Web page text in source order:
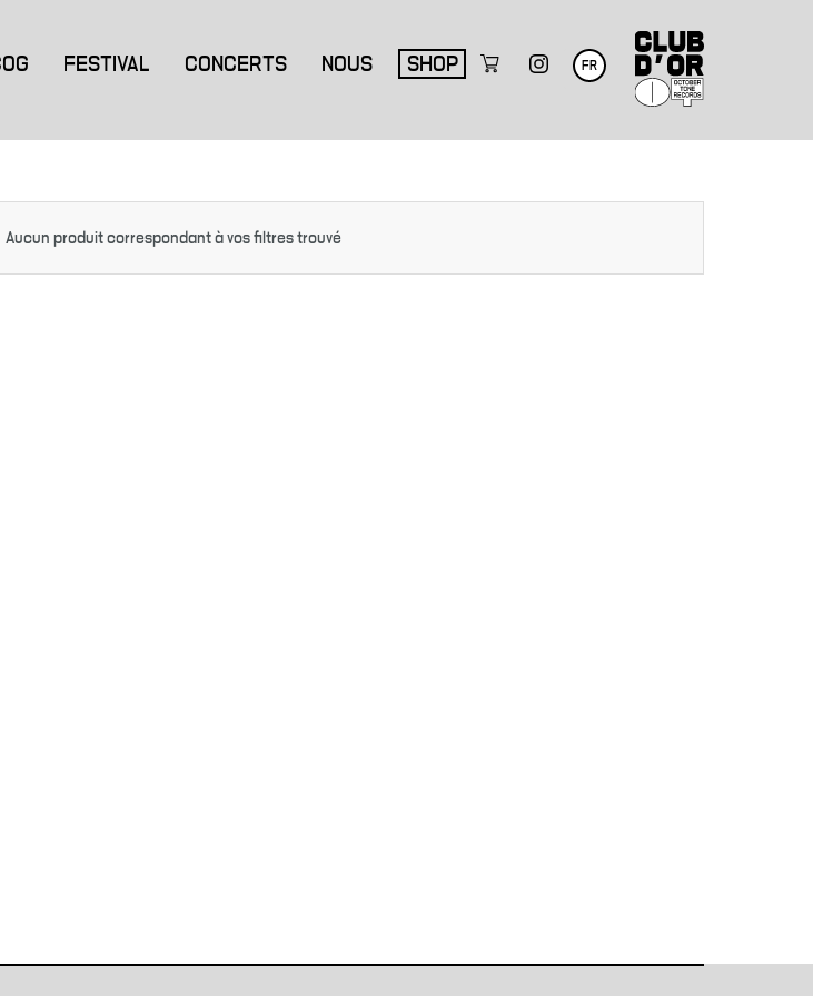
FESTIVAL CONCERTS NOUS SHOP FR
Aucun produit correspondant à vos filtres trouvé